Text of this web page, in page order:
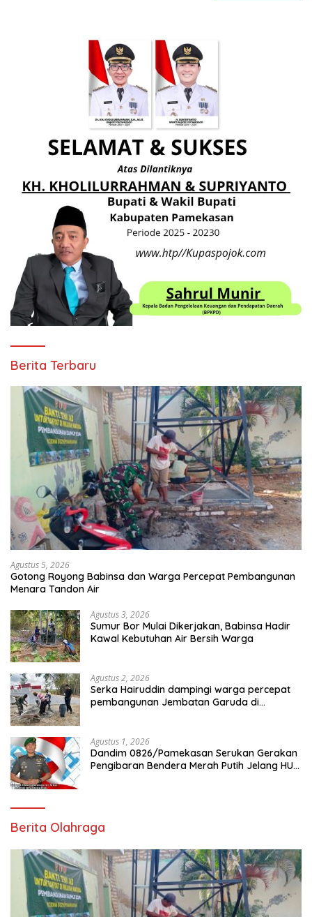
Berita Terbaru
Agustus 5, 2026
Gotong Royong Babinsa dan Warga Percepat Pembangunan
Menara Tandon Air
Agustus 3, 2026
Sumur Bor Mulai Dikerjakan, Babinsa Hadir
Kawal Kebutuhan Air Bersih Warga
Agustus 2, 2026
Serka Hairuddin dampingi warga percepat
pembangunan Jembatan Garuda di
Agustus 1, 2026
Dandim 0826/Pamekasan Serukan Gerakan
Pengibaran Bendera Merah Putih Jelang HUT
Berita Olahraga